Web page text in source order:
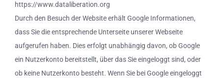
https://www.dataliberation.org
Durch den Besuch der Website erhält Google Informationen,
dass Sie die entsprechende Unterseite unserer Webseite
aufgerufen haben. Dies erfolgt unabhängig davon, ob Google
ein Nutzerkonto bereitstellt, über das Sie eingeloggt sind, oder
ob keine Nutzerkonto besteht. Wenn Sie bei Google eingeloggt